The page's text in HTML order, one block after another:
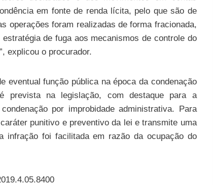
em fonte de renda lícita, pelo que são de
operações foram realizadas de forma fracionada,
de fuga aos mecanismos de controle do
explicou o procurador.
eventual função pública na época da condenação
prevista na legislação, com destaque para a
por improbidade administrativa. Para
punitivo e preventivo da lei e transmite uma
infração foi facilitada em razão da ocupação do